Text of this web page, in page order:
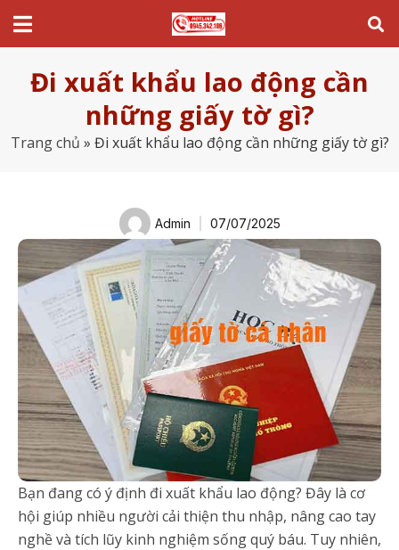
Đi xuất khẩu lao động cần
những giấy tờ gì?
Trang chủ » Đi xuất khẩu lao động cần những giấy tờ gì?
Admin 07/07/2025
Bạn đang có ý định đi xuất khẩu lao động? Đây là cơ
hội giúp nhiều người cải thiện thu nhập, nâng cao tay
nghề và tích lũy kinh nghiệm sống quý báu. Tuy nhiên,